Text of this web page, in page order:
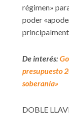
régimen»
poder
De interés:
presupuesto
soberanía»
DOBLE